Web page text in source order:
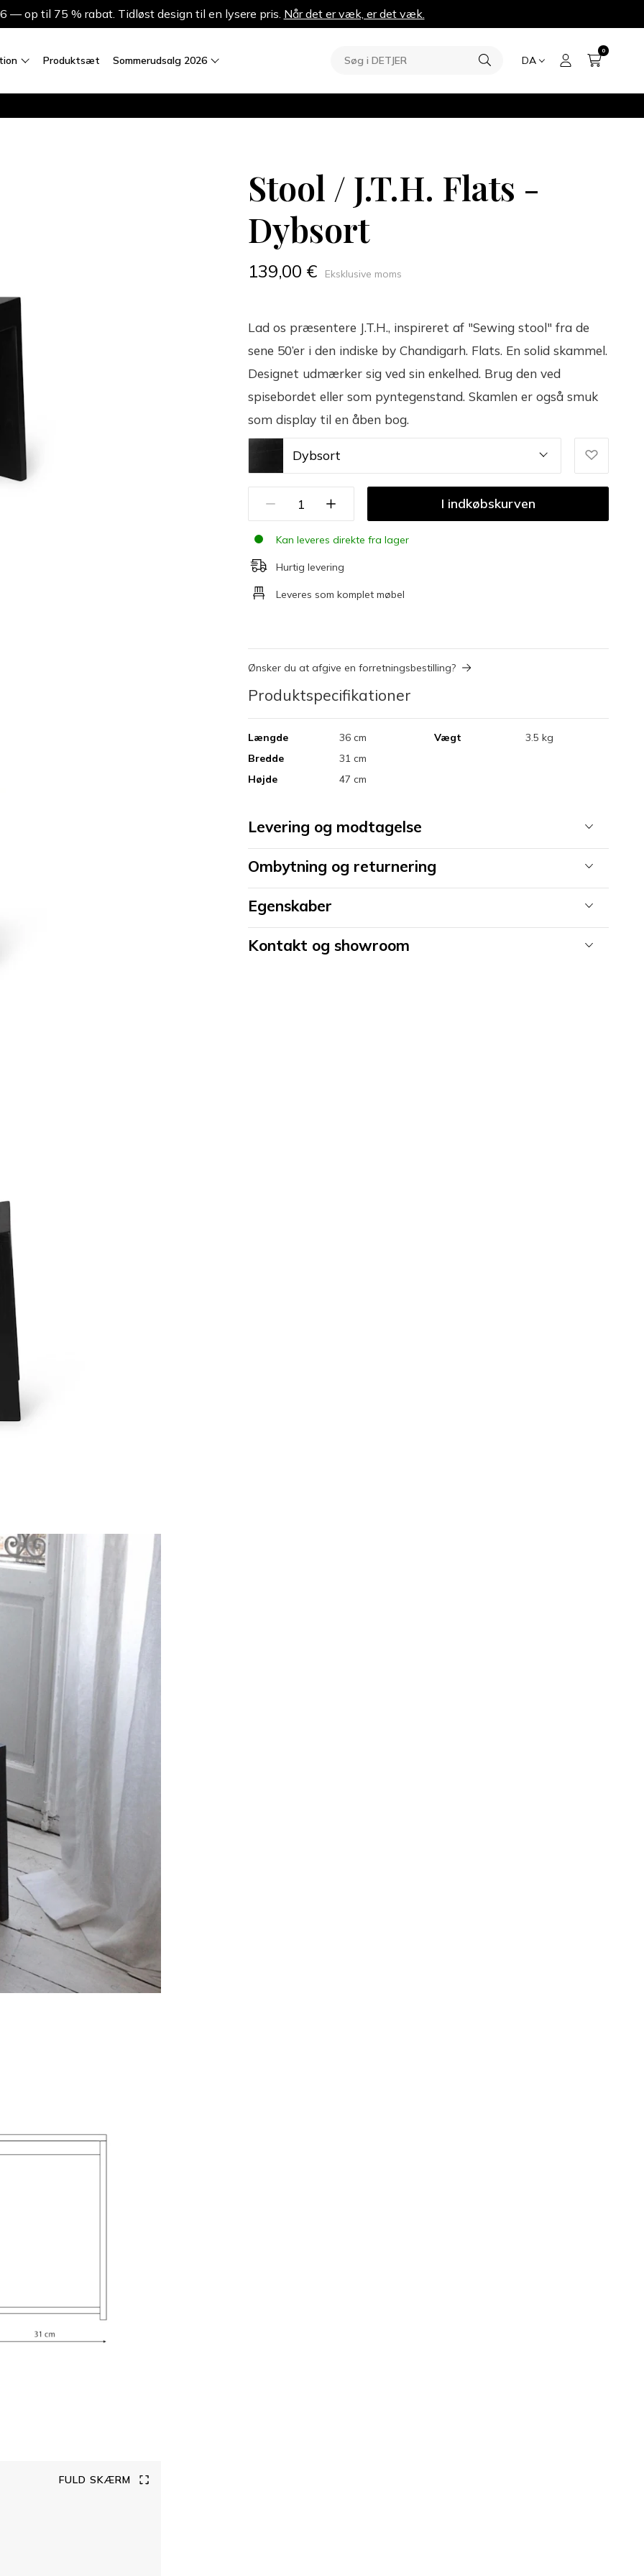
— op til 75 % rabat. Tidløst design til en lysere pris. Når det er væk, er det væk.
Produktsæt Sommerudsalg 2026 DA
0
FULD SKÆRM
Stool / J.T.H. Flats -
Dybsort
139,00 € Eksklusive moms
Lad os præsentere J.T.H., inspireret af "Sewing stool" fra de
sene 50’er i den indiske by Chandigarh. Flats. En solid skammel.
Designet udmærker sig ved sin enkelhed. Brug den ved
spisebordet eller som pyntegenstand. Skamlen er også smuk
som display til en åben bog.
Dybsort
I indkøbskurven
Kan leveres direkte fra lager
Hurtig levering
Leveres som komplet møbel
Ønsker du at afgive en forretningsbestilling?
Produktspecifikationer
Længde
36 cm
Bredde
31 cm
Højde
47 cm
Vægt 3.5 kg
Levering og modtagelse
Ombytning og returnering
Egenskaber
Kontakt og showroom